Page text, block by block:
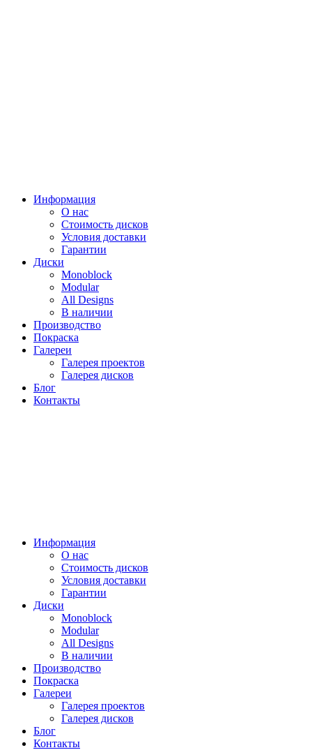
Информация
О нас
Стоимость дисков
Условия доставки
Гарантии
Диски
Monoblock
Modular
All Designs
В наличии
Производство
Покраска
Галереи
Галерея проектов
Галерея дисков
Блог
Контакты
Информация
О нас
Стоимость дисков
Условия доставки
Гарантии
Диски
Monoblock
Modular
All Designs
В наличии
Производство
Покраска
Галереи
Галерея проектов
Галерея дисков
Блог
Контакты